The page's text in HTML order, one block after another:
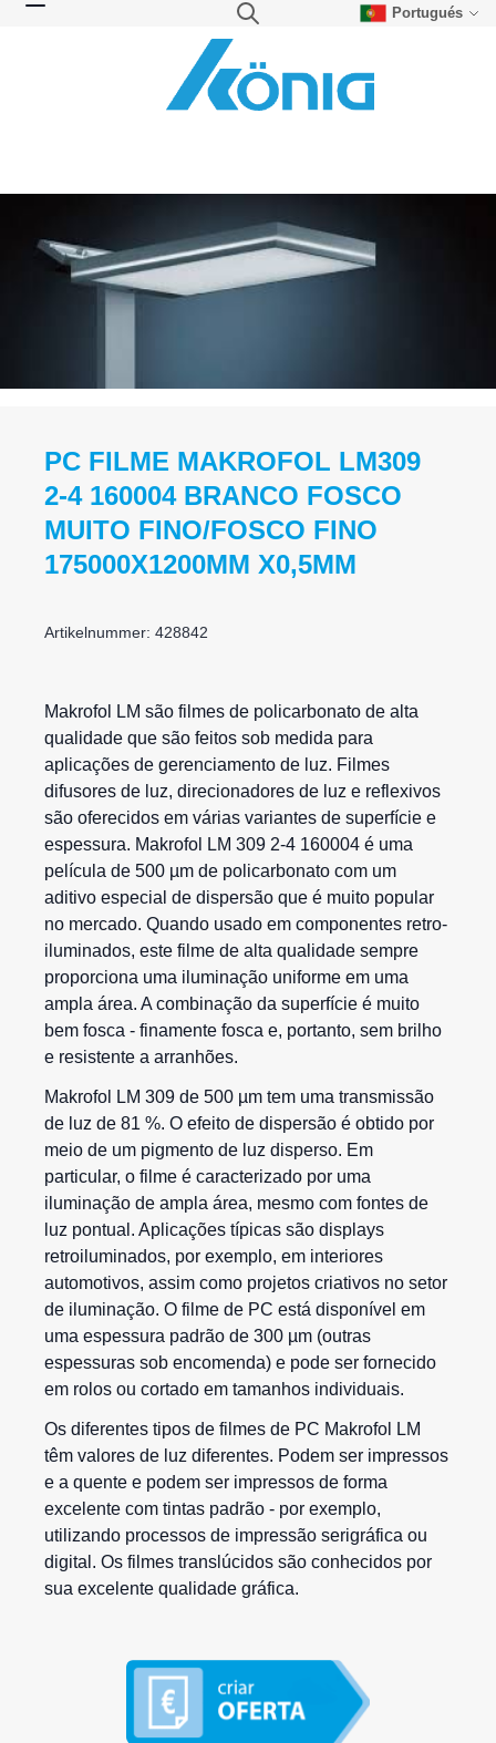
Portugués
PC FILME MAKROFOL LM309
2-4 160004 BRANCO FOSCO
MUITO FINO/FOSCO FINO
175000X1200MM X0,5MM
Artikelnummer: 428842
Makrofol LM são filmes de policarbonato de alta
qualidade que são feitos sob medida para
aplicações de gerenciamento de luz. Filmes
difusores de luz, direcionadores de luz e reflexivos
são oferecidos em várias variantes de superfície e
espessura. Makrofol LM 309 2-4 160004 é uma
película de 500 µm de policarbonato com um
aditivo especial de dispersão que é muito popular
no mercado. Quando usado em componentes retro-
iluminados, este filme de alta qualidade sempre
proporciona uma iluminação uniforme em uma
ampla área. A combinação da superfície é muito
bem fosca - finamente fosca e, portanto, sem brilho
e resistente a arranhões.
Makrofol LM 309 de 500 µm tem uma transmissão
de luz de 81 %. O efeito de dispersão é obtido por
meio de um pigmento de luz disperso. Em
particular, o filme é caracterizado por uma
iluminação de ampla área, mesmo com fontes de
luz pontual. Aplicações típicas são displays
retroiluminados, por exemplo, em interiores
automotivos, assim como projetos criativos no setor
de iluminação. O filme de PC está disponível em
uma espessura padrão de 300 µm (outras
espessuras sob encomenda) e pode ser fornecido
em rolos ou cortado em tamanhos individuais.
Os diferentes tipos de filmes de PC Makrofol LM
têm valores de luz diferentes. Podem ser impressos
e a quente e podem ser impressos de forma
excelente com tintas padrão - por exemplo,
utilizando processos de impressão serigráfica ou
digital. Os filmes translúcidos são conhecidos por
sua excelente qualidade gráfica.